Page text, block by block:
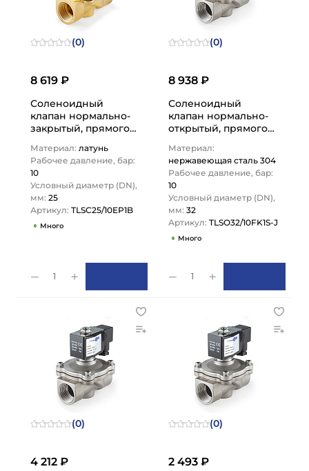
(0)
8 619 ₽
Соленоидный
клапан нормально-
закрытый, прямого
Латунь/EPDM, DN25,…
Материал: латунь
Рабочее давление, бар:
10
Условный диаметр (DN),
мм: 25
Артикул: TLSC25/10EP1B
Много
1
(0)
8 938 ₽
Соленоидный
клапан нормально-
открытый, прямого
Нерж.304/FKM, DN32,
…
Материал:
нержавеющая сталь 304
Рабочее давление, бар:
10
Условный диаметр (DN),
мм: 32
Артикул: TLSO32/10FK1S-J
Много
1
(0)
4 212 ₽
(0)
2 493 ₽